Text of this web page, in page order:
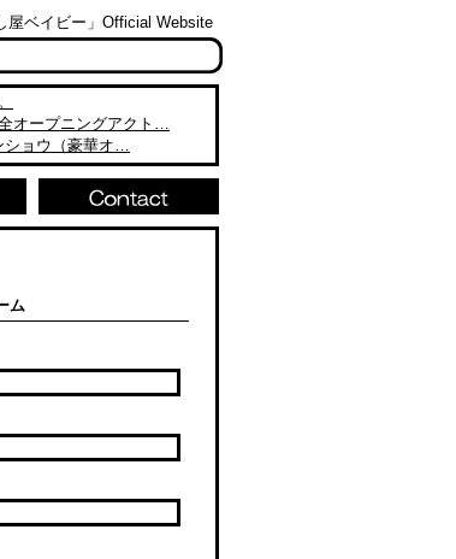
屋ベイビー」Official Website
オープニングアクト…
ショウ（豪華オ…
ム